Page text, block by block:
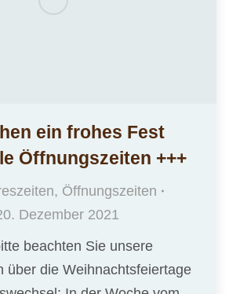
ein frohes Fest
Öffnungszeiten +++
, Öffnungszeiten
Dezember 2021
beachten Sie unsere
über die Weihnachtsfeiertage